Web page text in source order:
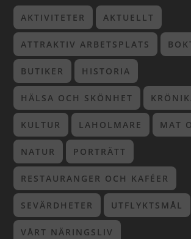
AKTIVITETER AKTUELLT
ATTRAKTIV ARBETSPLATS
BUTIKER HISTORIA
HÄLSA OCH SKÖNHET
KULTUR LAHOLMARE MAT
NATUR PORTRÄTT
RESTAURANGER OCH KAFÉER
SEVÄRDHETER UTFLYKTSMÅL
VÅRT NÄRINGSLIV